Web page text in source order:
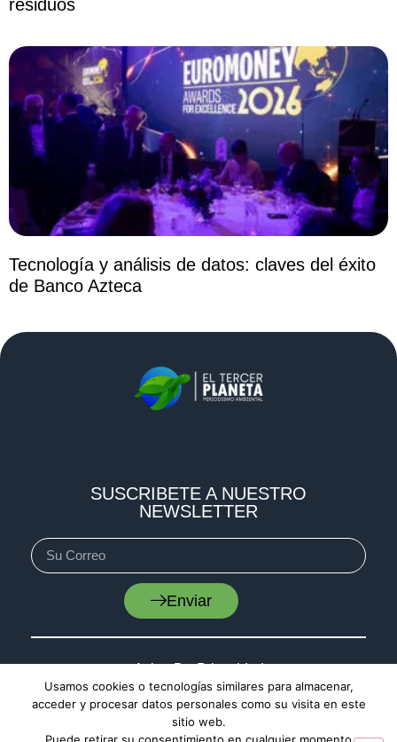
residuos
Tecnología y análisis de datos: claves del éxito
de Banco Azteca
SUSCRIBETE A NUESTRO
NEWSLETTER
Enviar
Aviso De Privacidad
Cookies
Mapa De Sitio
Usamos cookies o tecnologías similares para almacenar,
acceder y procesar datos personales como su visita en este
sitio web.